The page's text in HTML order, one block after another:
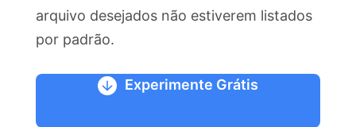
arquivo desejados não estiverem listados
por padrão.
Experimente Grátis